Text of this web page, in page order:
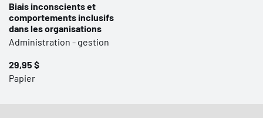
Biais inconscients et
comportements inclusifs
dans les organisations
Administration - gestion
29,95 $
Papier